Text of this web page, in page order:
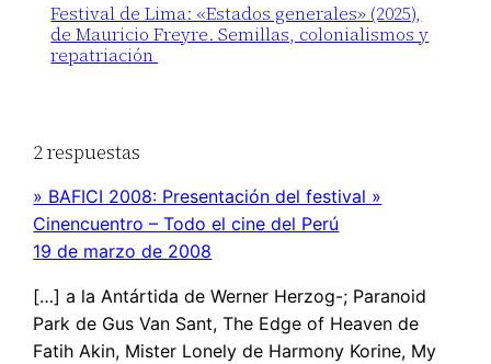
Festival de Lima: «Estados generales» (2025),
de Mauricio Freyre. Semillas, colonialismos y
repatriación
2 respuestas
» BAFICI 2008: Presentación del festival »
Cinencuentro – Todo el cine del Perú
19 de marzo de 2008
[…] a la Antártida de Werner Herzog-; Paranoid
Park de Gus Van Sant, The Edge of Heaven de
Fatih Akin, Mister Lonely de Harmony Korine, My